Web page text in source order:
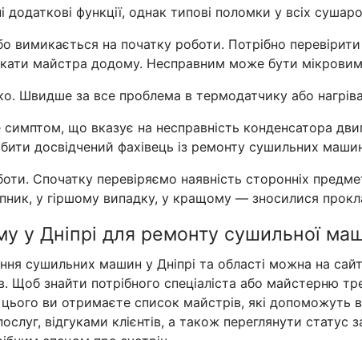
функції, однак типові поломки у всіх
на початку роботи. Потрібно перевірити
майстра додому. Несправним може бути
Швидше за все проблема в термодатчику або
що вказує на несправність конденсатора
досвідчений фахівець із ремонту сушильних
Спочатку перевіряємо наявність сторонніх
у гіршому випадку, у кращому — зносилися
у Дніпрі для ремонту сушильної
сушильних машин у Дніпрі та області можна на
Щоб знайти потрібного спеціаліста або майстерню
цього ви отримаєте список майстрів, які
відгуками клієнтів, а також переглянути статус